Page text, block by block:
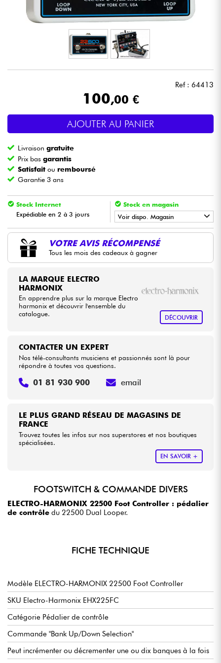
Casques
Micros & HF
Eclairage
Vents
Eveil Musical
Câbles & Access.
Packs
Ref : 64413
100,00 €
AJOUTER AU PANIER
Livraisongratuite
Prix basgarantis
Satisfait ou remboursé
Garantie 3 ans
Stock Internet
Expédiable en 2 à 3 jours
Stock en magasin
Voir dispo. Magasin
•
VOTRE AVIS RÉCOMPENSÉ
Tous les mois des cadeaux à gagner
LA MARQUE ELECTRO
HARMONIX
En apprendre plus sur la marque Electro
harmonix et découvrir l'ensemble du
catalogue.
DÉCOUVRIR
LE PLUS GRAND RÉSEAU DE MAGASINS DE
FRANCE
Trouvez toutes les infos sur nos superstores et nos boutiques
spécialisées.
EN SAVOIR +
CONTACTER UN EXPERT
Nos télé-consultants musiciens et passionnés sont là pour
répondre à toutes vos questions.
01 81 930 900 email
FOOTSWITCH & COMMANDE DIVERS
ELECTRO-HARMONIX 22500 Foot Controller : pédalier
de contrôle du 22500 Dual Looper.
FICHE TECHNIQUE
Modèle ELECTRO-HARMONIX 22500 Foot Controller
SKU Electro-Harmonix EHX225FC
Catégorie Pédalier de contrôle
Commande "Bank Up/Down Selection"
Peut incrémenter ou décrementer une ou dix banques à la fois